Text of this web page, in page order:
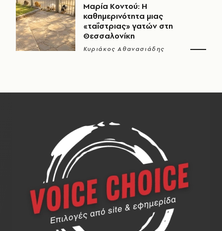
Μαρία Κοντού: Η
καθημερινότητα μιας
«ταΐστριας» γατών στη
Θεσσαλονίκη
Κυριάκος Αθανασιάδης